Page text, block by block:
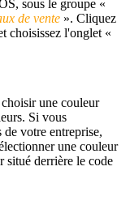
sous le groupe «
de vente ». Cliquez
choisissez l'onglet «
une couleur
Si vous
de votre entreprise,
une couleur
situé derrière le code